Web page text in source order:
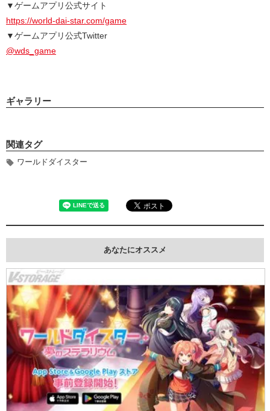
▼ゲームアプリ公式サイト
https://world-dai-star.com/game
▼ゲームアプリ公式Twitter
@wds_game
ギャラリー
関連タグ
ワールドダイスター
あなたにオススメ